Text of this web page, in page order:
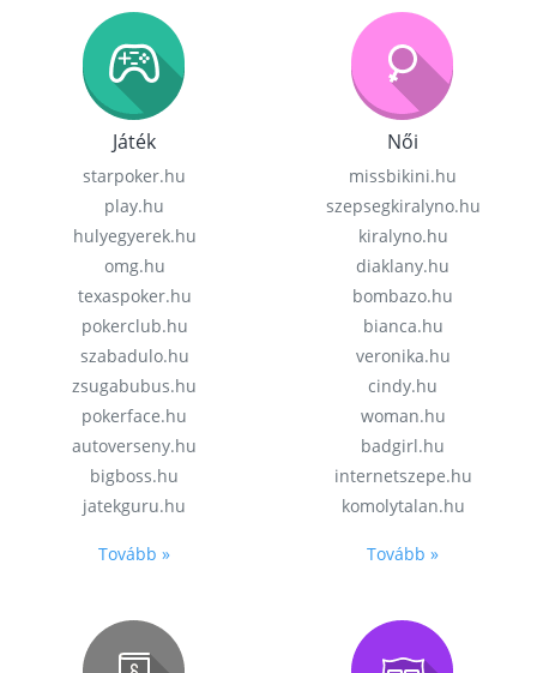
Játék
starpoker.hu
play.hu
hulyegyerek.hu
omg.hu
texaspoker.hu
pokerclub.hu
szabadulo.hu
zsugabubus.hu
pokerface.hu
autoverseny.hu
bigboss.hu
jatekguru.hu
Tovább »
Női
missbikini.hu
szepsegkiralyno.hu
kiralyno.hu
diaklany.hu
bombazo.hu
bianca.hu
veronika.hu
cindy.hu
woman.hu
badgirl.hu
internetszepe.hu
komolytalan.hu
Tovább »